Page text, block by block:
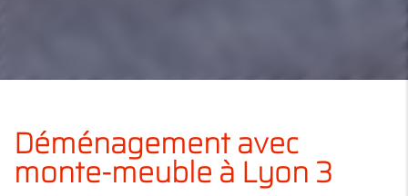
Déménagement avec
monte-meuble à Lyon 3